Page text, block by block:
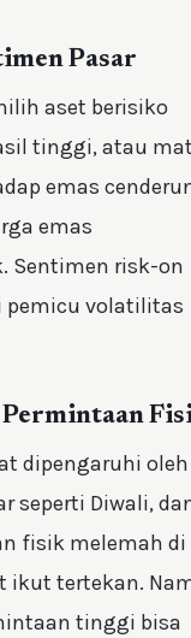
Pasar
aset berisiko
tinggi, atau
emas
emas
Sentimen risk-on
volatilitas
Permintaan
dipengaruhi oleh
seperti Diwali,
fisik melemah di
ikut tertekan.
tinggi bisa